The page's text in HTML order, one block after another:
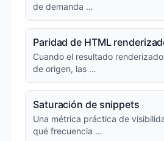
de demanda …
Paridad de HTML
Cuando el resultado
de origen, las …
Saturación de snippets
Una métrica práctica de
qué frecuencia …